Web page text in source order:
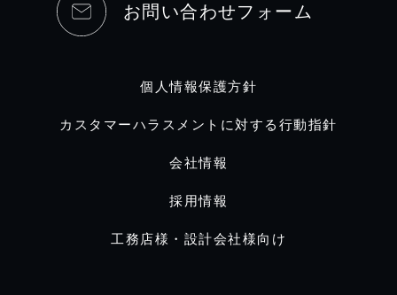
お問い合わせフォーム
個人情報保護方針
カスタマーハラスメントに対する行動指針
会社情報
採用情報
工務店様・設計会社様向け